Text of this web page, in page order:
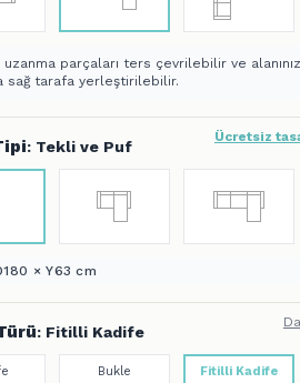
uzanma parçaları ters çevrilebilir ve
sağ tarafa yerleştirilebilir.
: Tekli ve Puf
Ücretsiz
× Y63 cm
: Fitilli Kadife
Bukle Fitilli Kadife